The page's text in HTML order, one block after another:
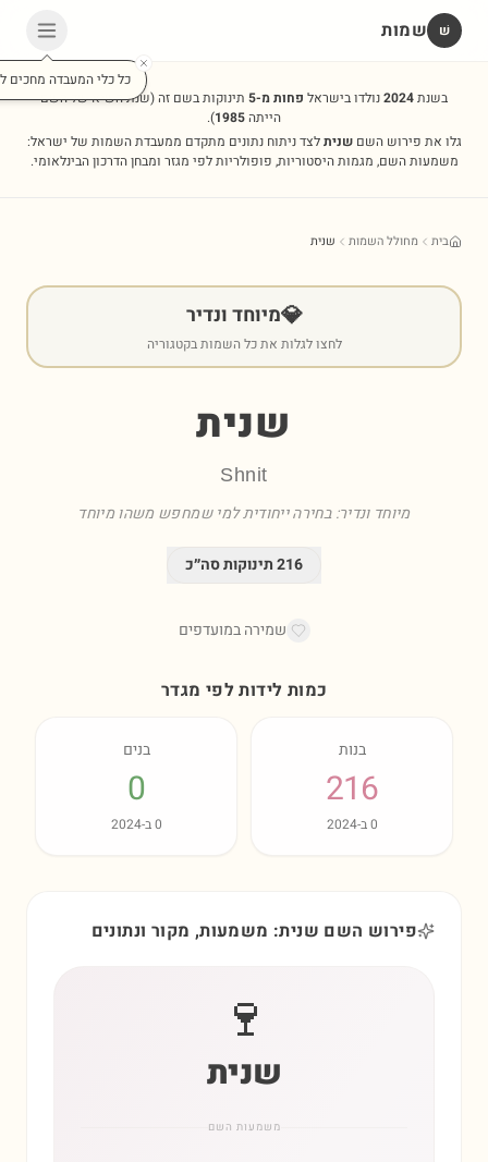
שׁ שמות
כל כלי המעבדה מחכים
בשנת2024נולדו בישראל פחות מ-5 תינוקות בשם זה(שנת השיא של השם
הייתה1985
).
גלו את פירוש השםשניתלצד ניתוח נתונים מתקדם ממעבדת השמות של ישראל:
משמעות השם, מגמות היסטוריות, פופולריות לפי מגזר ומבחן הדרכון הבינלאומי.
בית מחולל השמות שנית
💎מיוחד ונדיר
לחצו לגלות את כל השמות בקטגוריה
שנית
Shnit
מיוחד ונדיר: בחירה ייחודית למי שמחפש משהו מיוחד
216תינוקות סה״כ
שמירה במועדפים
כמות לידות לפי מגדר
בנות
216
0ב-2024
בנים
0
0ב-2024
פירוש השם שנית: משמעות, מקור ונתונים
🍷
שנית
משמעות השם